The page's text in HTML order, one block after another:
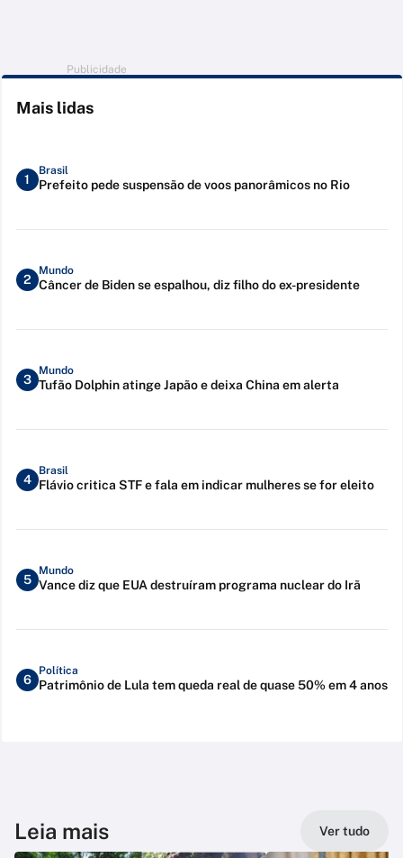
Publicidade
Mais lidas
1
Brasil
Prefeito pede suspensão de voos panorâmicos no Rio
2
Mundo
Câncer de Biden se espalhou, diz filho do ex-presidente
3
Mundo
Tufão Dolphin atinge Japão e deixa China em alerta
4
Brasil
Flávio critica STF e fala em indicar mulheres se for eleito
5
Mundo
Vance diz que EUA destruíram programa nuclear do Irã
6
Política
Patrimônio de Lula tem queda real de quase 50% em 4 anos
Leia mais Ver tudo